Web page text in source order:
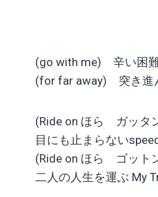
(go with me) 辛い困
(for far away) 突き進
(Ride on ほら ガッタ
目にも止まらない
(Ride on ほら ゴット
二人の人生を運ぶ My